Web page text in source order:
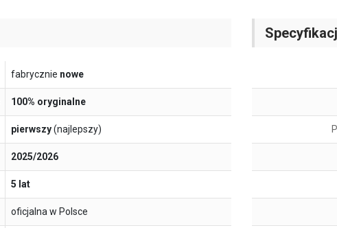
fabrycznie nowe
100% oryginalne
pierwszy(najlepszy)
2025/2026
5 lat
oficjalna w Polsce